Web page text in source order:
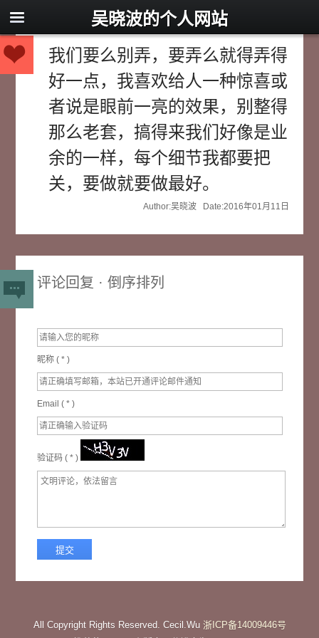
吴晓波的个人网站
我们要么别弄，要弄么就得弄得
好一点，我喜欢给人一种惊喜或
者说是眼前一亮的效果，别整得
那么老套，搞得来我们好像是业
余的一样，每个细节我都要把
关，要做就要做最好。
Author:吴晓波 Date:2016年01月11日
评论回复 · 倒序排列
昵称 (*)
Email (*)
验证码 (*)
All Copyright Rights Reserved. Cecil.Wu 浙ICP备14009446号